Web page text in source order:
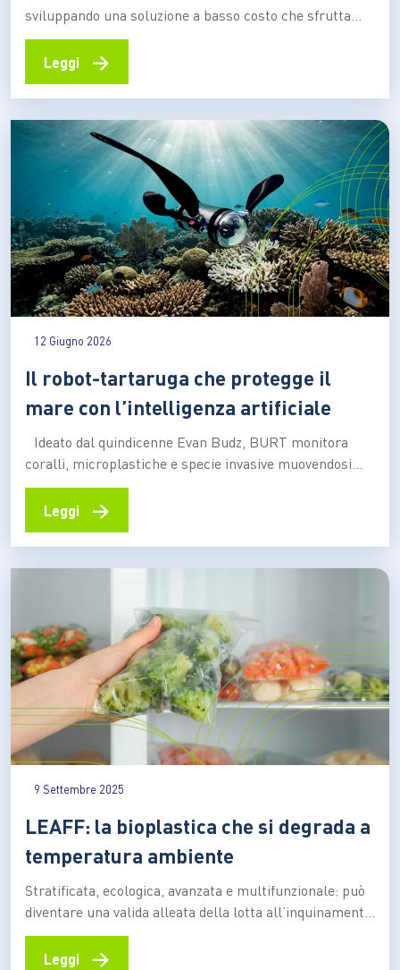
sviluppando una soluzione a basso costo che sfrutta
materiali naturali e particelle magnetiche per
catturare gli inquinanti. Un’idea che potrebbe ampliare
aree con risorse limitate Un seme di tamarindo, una
polvere biodegradabile e un sistema…
Leggi →
12 Giugno 2026
Il robot-tartaruga che protegge il
mare con l’intelligenza artificiale
Ideato dal quindicenne Evan Budz, BURT monitora
coralli, microplastiche e specie invasive muovendosi
sott’acqua con delicatezza. Il progetto si è aggiudicato
uno dei premi dell’edizione 2025 dello European Union
campeggio, dall’osservazione di una tartaruga
azzannatrice che si muoveva con naturalezza
Leggi →
9 Settembre 2025
LEAFF: la bioplastica che si degrada a
temperatura ambiente
Stratificata, ecologica, avanzata e multifunzionale: può
diventare una valida alleata della lotta all’inquinamento
da plastica L’inquinamento da plastica è una delle sfide
ambientali più significative del nostro tempo. Dagli
Leggi →